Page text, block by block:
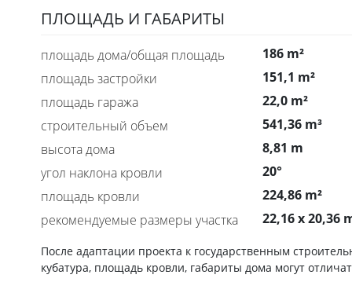
ПЛОЩАДЬ И ГАБАРИТЫ
площадь дома/общая площадь
186 m²
площадь застройки
151,1 m²
площадь гаража
22,0 m²
строительный объем
541,36 m³
высота дома
8,81 m
угол наклона кровли
20°
площадь кровли
224,86 m²
рекомендуемые размеры участка
22,16 x 20,36
После адаптации проекта к государственным
кубатура, площадь кровли, габариты дома могут